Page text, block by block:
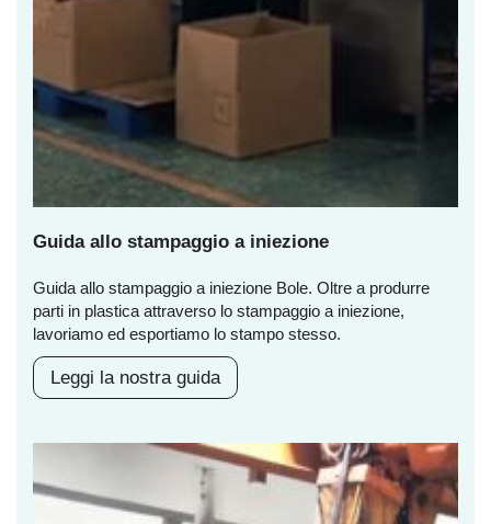
Guida allo stampaggio a iniezione
Guida allo stampaggio a iniezione Bole. Oltre a produrre
parti in plastica attraverso lo stampaggio a iniezione,
lavoriamo ed esportiamo lo stampo stesso.
Leggi la nostra guida